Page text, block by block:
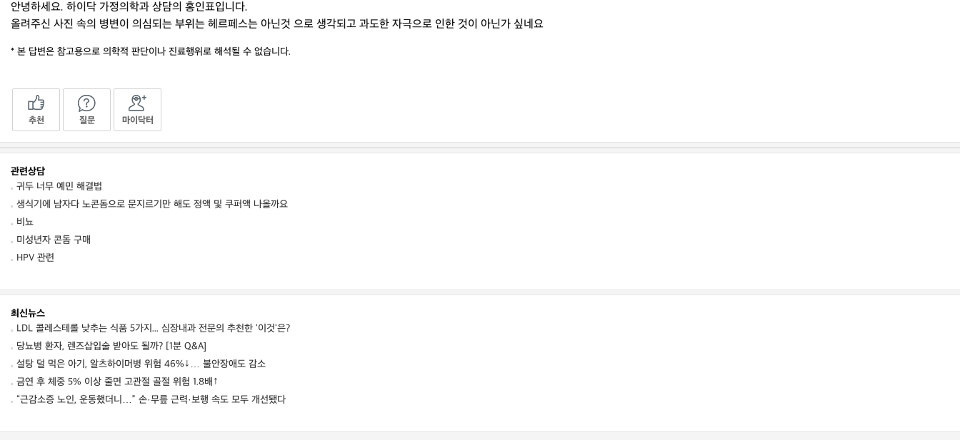
안녕하세요. 하이닥 가정의학과 상담의 홍인표입니다.
올려주신 사진 속의 병변이 의심되는 부위는 헤르페스는 아닌것 으로 생각되고 과도한 자극으로 인한 것이 아닌가 싶네요
* 본 답변은 참고용으로 의학적 판단이나 진료행위로 해석될 수 없습니다.
추천 질문 마이닥터
관련상담
귀두 너무 예민 해결법
생식기에 남자다 노콘돔으로 문지르기만 해도 정액 및 쿠퍼액 나올까요
비뇨
미성년자 콘돔 구매
HPV 관련
최신뉴스
LDL 콜레스테롤 낮추는 식품 5가지... 심장내과 전문의 추천한 '이것'은?
당뇨병 환자, 렌즈삽입술 받아도 될까? [1분 Q&A]
설탕 덜 먹은 아기, 알츠하이머병 위험 46%↓… 불안장애도 감소
금연 후 체중 5% 이상 줄면 고관절 골절 위험 1.8배↑
“근감소증 노인, 운동했더니…” 손·무릎 근력·보행 속도 모두 개선됐다